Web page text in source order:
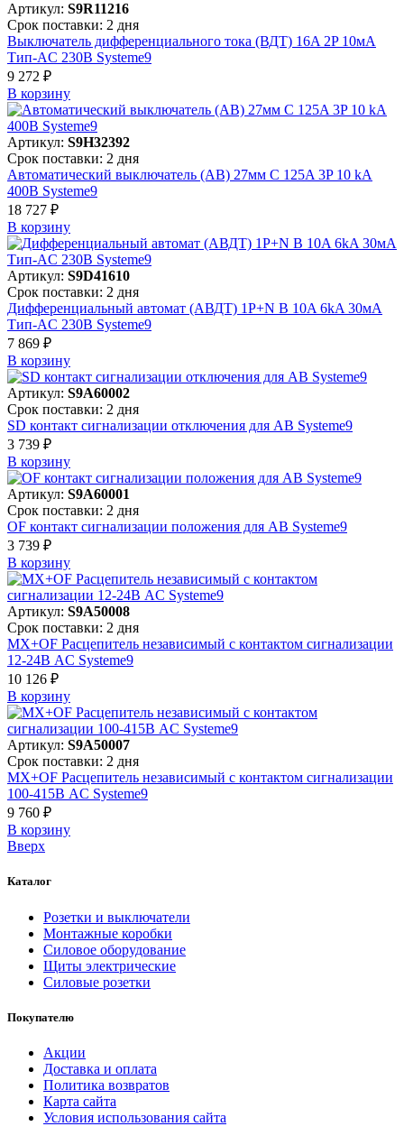
Артикул: S9R11216
Срок поставки: 2 дня
Выключатель дифференциального тока (ВДТ) 16A 2P 10мА
Тип-AC 230В Systeme9
9 272 ₽
В корзинy
Артикул: S9H32392
Срок поставки: 2 дня
Автоматический выключатель (АВ) 27мм C 125A 3P 10 kA
400В Systeme9
18 727 ₽
В корзинy
Артикул: S9D41610
Срок поставки: 2 дня
Дифференциальный автомат (АВДТ) 1P+N B 10A 6kA 30мА
Тип-AC 230В Systeme9
7 869 ₽
В корзинy
Артикул: S9A60002
Срок поставки: 2 дня
SD контакт сигнализации отключения для АВ Systeme9
3 739 ₽
В корзинy
Артикул: S9A60001
Срок поставки: 2 дня
OF контакт сигнализации положения для АВ Systeme9
3 739 ₽
В корзинy
Артикул: S9A50008
Срок поставки: 2 дня
MX+OF Расцепитель независимый с контактом сигнализации
12-24В AC Systeme9
10 126 ₽
В корзинy
Артикул: S9A50007
Срок поставки: 2 дня
MX+OF Расцепитель независимый с контактом сигнализации
100-415В AC Systeme9
9 760 ₽
В корзинy
Вверх
Каталог
Розетки и выключатели
Монтажные коробки
Силовое оборудование
Щиты электрические
Силовые розетки
Покупателю
Акции
Доставка и оплата
Политика возвратов
Карта сайта
Условия использования сайта